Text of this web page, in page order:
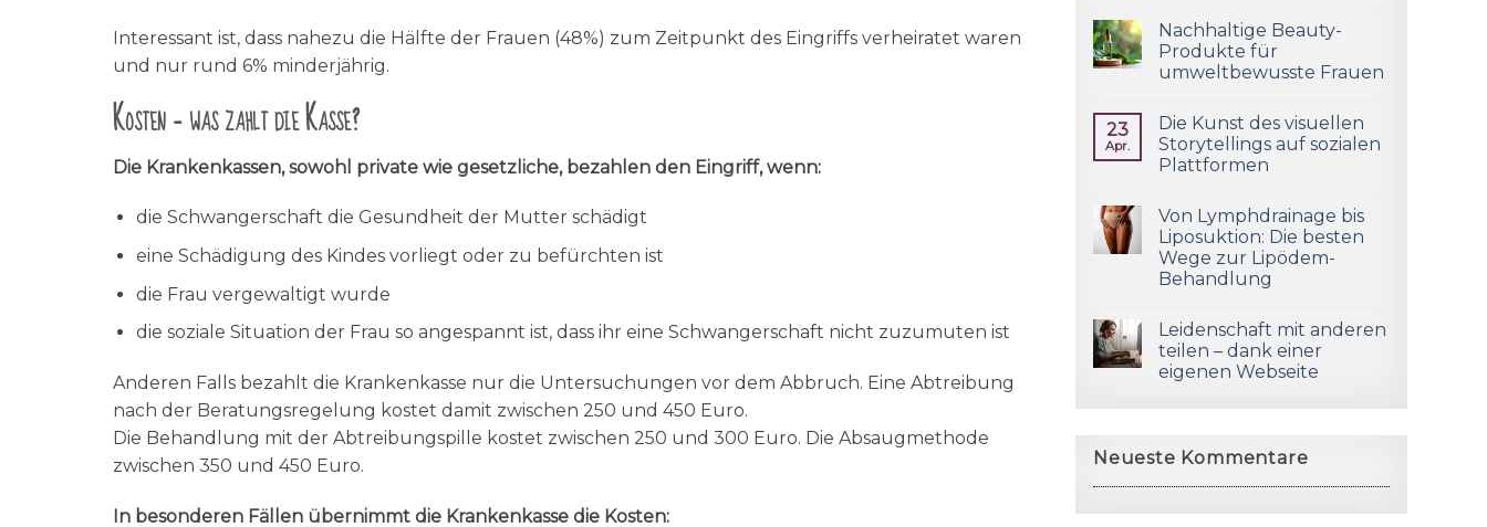
Interessant ist, dass nahezu die Hälfte der Frauen (48%) zum Zeitpunkt des Eingriffs verheiratet waren
und nur rund 6% minderjährig.
Kosten – was zahlt die Kasse?
Die Krankenkassen, sowohl private wie gesetzliche, bezahlen den Eingriff, wenn:
die Schwangerschaft die Gesundheit der Mutter schädigt
eine Schädigung des Kindes vorliegt oder zu befürchten ist
die Frau vergewaltigt wurde
die soziale Situation der Frau so angespannt ist, dass ihr eine Schwangerschaft nicht zuzumuten ist
Anderen Falls bezahlt die Krankenkasse nur die Untersuchungen vor dem Abbruch. Eine Abtreibung
nach der Beratungsregelung kostet damit zwischen 250 und 450 Euro.
Die Behandlung mit der Abtreibungspille kostet zwischen 250 und 300 Euro. Die Absaugmethode
zwischen 350 und 450 Euro.
In besonderen Fällen übernimmt die Krankenkasse die Kosten:
Nachhaltige Beauty-
Produkte für
umweltbewusste Frauen
23
Apr.
Die Kunst des visuellen
Storytellings auf sozialen
Plattformen
Von Lymphdrainage bis
Liposuktion: Die besten
Wege zur Lipödem-
Behandlung
Leidenschaft mit anderen
teilen – dank einer
eigenen Webseite
Neueste Kommentare